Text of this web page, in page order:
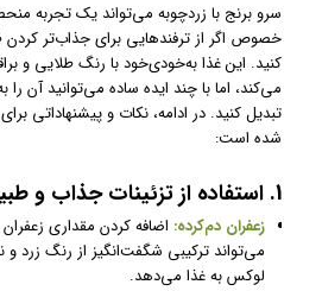
سرو برنج با زردچوبه می‌تواند یک تجربه
خصوص اگر از ترفندهایی برای جذاب‌تر کردن
کنید. این غذا به‌خودی‌خود با رنگ طلایی و
می‌کند، اما با چند ایده ساده می‌توانید آن
تبدیل کنید. در ادامه، نکات و پیشنهاداتی
شده است:
1. استفاده از تزئینات جذاب و طبیعی
زعفران دم‌کرده: اضافه کردن مقداری
می‌تواند ترکیبی شگفت‌انگیز از رنگ زرد و
لوکس به غذا می‌دهد.